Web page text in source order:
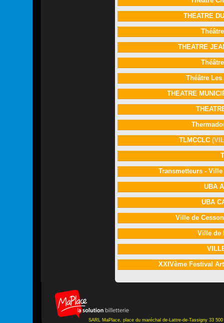
THEATRE
THEATRE
Théâtre
THEATRE
TLMCCLC
Transmetteurs -
UBA
UBA
Ville de
Ville de
XXIVème Festival
SARL MaPlace, place du maréchal de-Lattre-de-Tassigny 33